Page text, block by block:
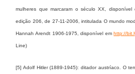
mulheres que marcaram o século XX, disponível
edição 206, de 27-11-2006, intitulada O mundo
Hannah Arendt 1906-1975, disponível emhttp://
Line)
[5] Adolf Hitler (1889-1945): ditador austríaco. O